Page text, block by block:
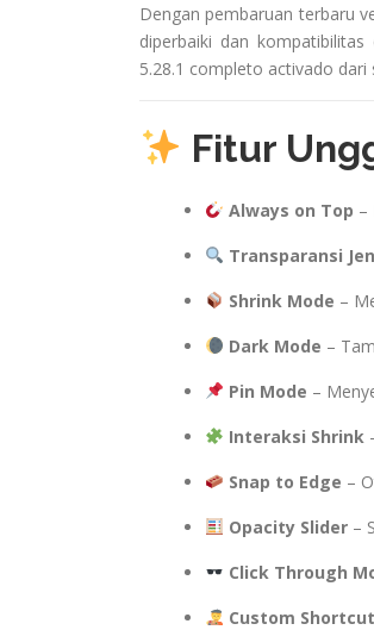
Dengan pembaruan terbaru
diperbaiki dan
5.28.1 completo activado
Fitur
Always on Top –
Transparansi
Shrink Mode –
Dark Mode –
Pin Mode –
Interaksi Shrink
Snap to Edge –
Opacity Slider–
Click Through
Custom Shortcut